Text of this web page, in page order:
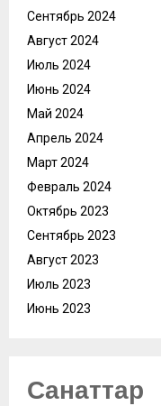
Сентябрь 2024
Август 2024
Июль 2024
Июнь 2024
Май 2024
Апрель 2024
Март 2024
Февраль 2024
Октябрь 2023
Сентябрь 2023
Август 2023
Июль 2023
Июнь 2023
Санаттар